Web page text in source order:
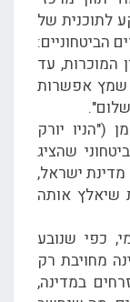
לתוכנית של
הביטחוניים:
המוכרות, עד
שמץ אפשרות
("הניו יורק
הביטחוני שהציג
מדינת ישראל,
שיאלץ אותה
כפי שנובע
מחויבת רק
במדינה,